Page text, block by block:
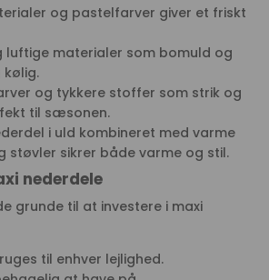
og pastelfarver giver et friskt
luftige materialer som bomuld og
og tykkere stoffer som strik og
til sæsonen.
i uld kombineret med varme
støvler sikrer både varme og stil.
nederdele
grunde til at investere i maxi
til enhver lejlighed.